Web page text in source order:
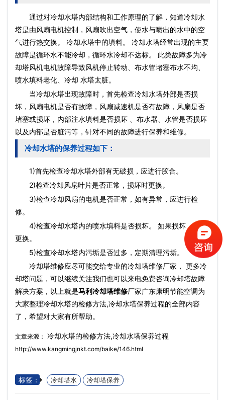
通过对冷却水塔内部结构和工作原理的了解，知道冷却水
塔是由风扇电机控制，风扇吹出空气，使水与喷出的水中的空
气进行热交换。 冷却水塔中的填料。 冷却水塔经常出现的主要
故障是循环水不能冷却，循环水冷却不达标。 此类故障多为冷
却塔风机电机故障导致风机停止转动、布水管堵塞布水不均、
喷水填料老化、冷却 水塔太脏。
当冷却水塔出现故障时，首先检查冷却水塔外部是否损
坏，风扇电机是否有故障，风扇减速机是否有故障，风扇是否
堵塞或损坏，内部注水填料是否损坏 、布水器、水管是否损坏
以及内部是否脏污等，针对不同的故障进行保养和维修。
冷却水塔的保养过程如下：
1)首先检查冷却水塔外部有无破损，应进行胶合。
2)检查冷却风扇叶片是否正常，损坏时更换。
3)检查冷却风扇的电机是否正常，如有异常，应进行检
修。
4)检查冷却水塔内的喷水填料是否损坏。 如果损坏，则应
更换。
5)检查冷却水塔内污垢是否过多，定期清理污垢。
冷却塔维修应尽可能交给专业的冷却塔维修厂家， 更多冷
却塔问题，可以继续关注我们也可以来电免费咨询冷却塔故障
解决方案，以上就是马利冷却塔维修厂家广东康明节能空调为
大家整理冷却水塔的检修方法,冷却水塔保养过程的全部内容
了，希望对大家有所帮助。
文章来源： 冷却水塔的检修方法,冷却水塔保养过程
http://www.kangmingjnkt.com/baike/146.html
标签： 冷却塔水 冷却塔保养